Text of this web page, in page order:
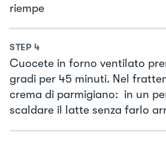
riempe
STEP 4
Cuocete in forno ventilato
gradi per 45 minuti. Nel
crema di parmigiano: in un
scaldare il latte senza farlo